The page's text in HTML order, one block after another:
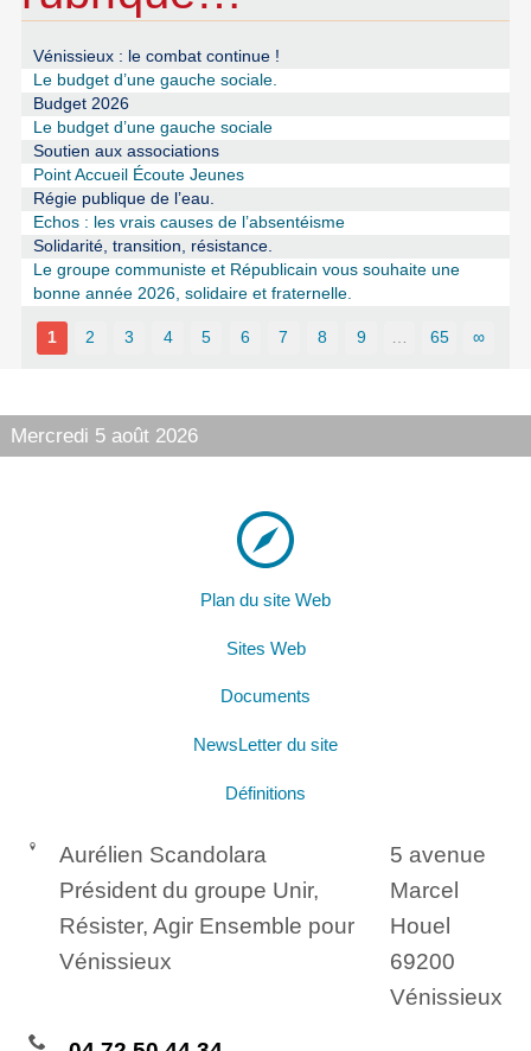
Vénissieux : le combat continue !
Le budget d’une gauche sociale.
Budget 2026
Le budget d’une gauche sociale
Soutien aux associations
Point Accueil Écoute Jeunes
Régie publique de l’eau.
Echos : les vrais causes de l’absentéisme
Solidarité, transition, résistance.
Le groupe communiste et Républicain vous souhaite une
bonne année 2026, solidaire et fraternelle.
1 2 3 4 5 6 7 8 9 65 ∞
Mercredi 5 août 2026
Plan du site Web
Sites Web
Documents
NewsLetter du site
Définitions
Aurélien Scandolara
Président du groupe Unir,
Résister, Agir Ensemble pour
Vénissieux
5 avenue
Marcel
Houel
69200
Vénissieux